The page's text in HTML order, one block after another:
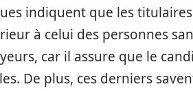
indiquent que les titulaires
à celui des personnes
car il assure que le
De plus, ces derniers